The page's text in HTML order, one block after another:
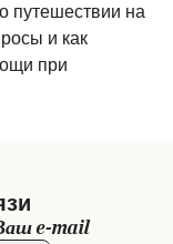
путешествии на
и как
при
e-mail